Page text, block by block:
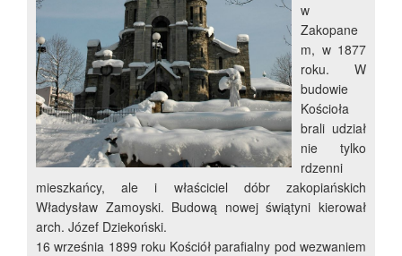
w
Zakopane
m, w 1877
roku. W
budowie
Kościoła
brali udział
nie tylko
rdzenni
mieszkańcy, ale i właściciel dóbr zakopiańskich
Władysław Zamoyski. Budową nowej świątyni kierował
arch. Józef Dziekoński.
16 września 1899 roku Kościół parafialny pod wezwaniem